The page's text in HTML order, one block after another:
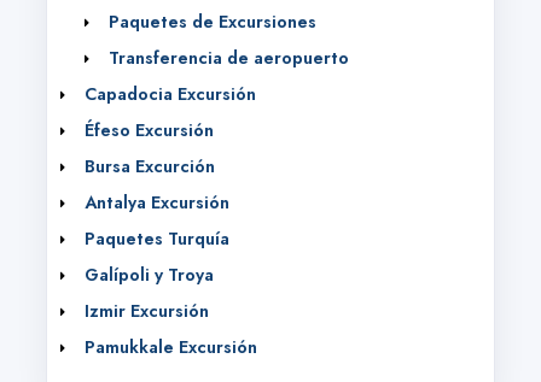
Paquetes de Excursiones
Transferencia de aeropuerto
Capadocia Excursión
Éfeso Excursión
Bursa Excurción
Antalya Excursión
Paquetes Turquía
Galípoli y Troya
Izmir Excursión
Pamukkale Excursión